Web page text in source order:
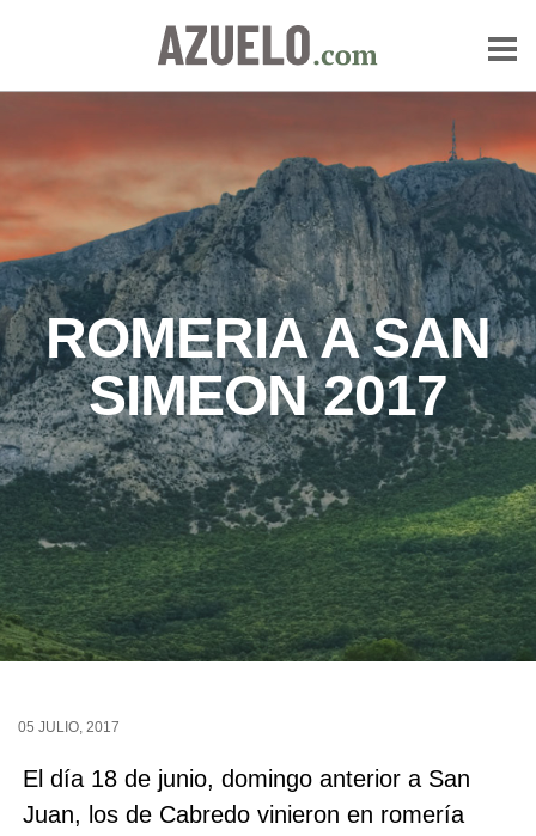
ROMERIA A SAN
SIMEON 2017
05 JULIO, 2017
El día 18 de junio, domingo anterior a San
Juan, los de Cabredo vinieron en romería